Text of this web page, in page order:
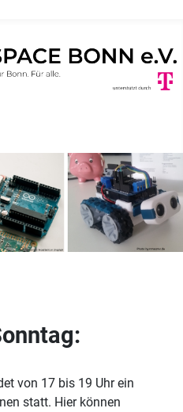
von 17 bis 19 Uhr ein
statt. Hier können